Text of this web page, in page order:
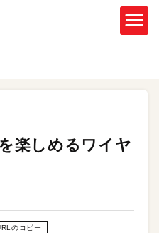
楽しめるワイヤ
のコピー